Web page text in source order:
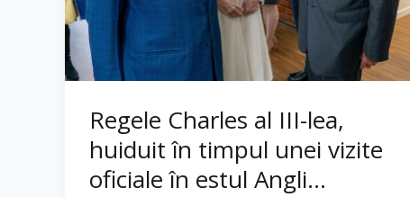
Regele Charles al III-lea,
huiduit în timpul unei vizite
oficiale în estul Angli...